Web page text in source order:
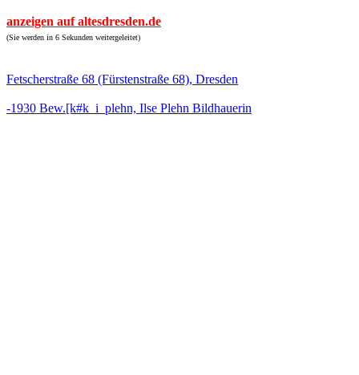
anzeigen auf altesdresden.de
(Sie werden in 6 Sekunden weitergeleitet)
Fetscherstraße 68 (Fürstenstraße 68), Dresden
-1930 Bew.[k#k_i_plehn, Ilse Plehn Bildhauerin